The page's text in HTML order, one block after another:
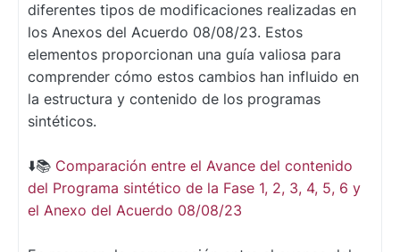
diferentes tipos de modificaciones realizadas en
los Anexos del Acuerdo 08/08/23. Estos
elementos proporcionan una guía valiosa para
comprender cómo estos cambios han influido en
la estructura y contenido de los programas
sintéticos.
⬇️📚 Comparación entre el Avance del contenido
del Programa sintético de la Fase 1, 2, 3, 4, 5, 6 y
el Anexo del Acuerdo 08/08/23